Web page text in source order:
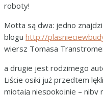
roboty!
Motta są dwa: jedno
blogu http://
wiersz Tomasa
a drugie jest rodzimego
Liście osiki już przedtem
miotają niespokojnie – niby